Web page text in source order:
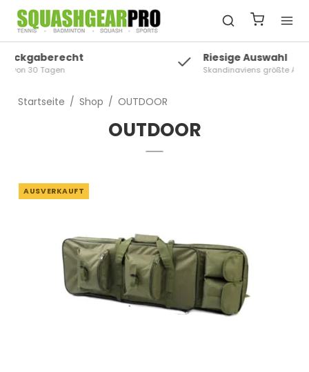
Skandinaviens größte Auswahl an Squash
Startseite / Shop / OUTDOOR
OUTDOOR
AUSVERKAUFT